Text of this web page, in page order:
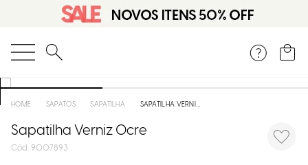
O que você está procurando?
SAPATOS SAPATILHA SAPATILHA VERNIZ OCRE
Sapatilha Verniz Ocre
: 9007893